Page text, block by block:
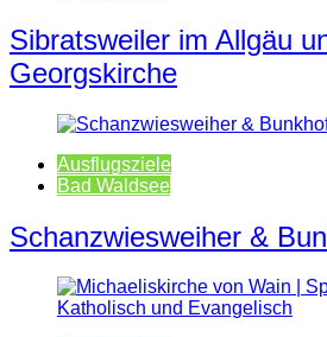
Sibratsweiler im Allgäu
Georgskirche
Ausflugsziele
Bad Waldsee
Schanzwiesweiher &